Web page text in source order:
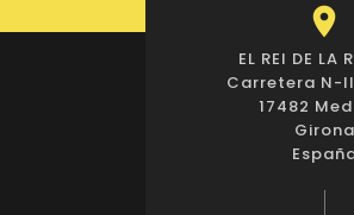

EL REI DE LA
Carretera N-
17482
Girona